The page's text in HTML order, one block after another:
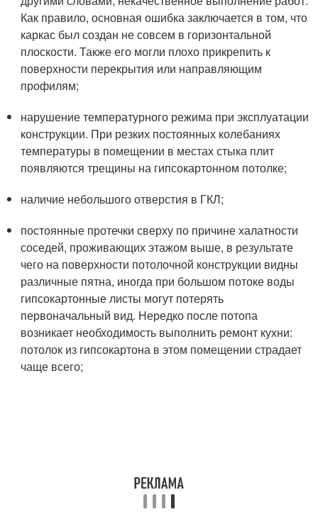
Как правило, основная ошибка заключается в том, что
каркас был создан не совсем в горизонтальной
плоскости. Также его могли плохо прикрепить к
поверхности перекрытия или направляющим
профилям;
нарушение температурного режима при эксплуатации
конструкции. При резких постоянных колебаниях
температуры в помещении в местах стыка плит
появляются трещины на гипсокартонном потолке;
наличие небольшого отверстия в ГКЛ;
постоянные протечки сверху по причине халатности
соседей, проживающих этажом выше, в результате
чего на поверхности потолочной конструкции видны
различные пятна, иногда при большом потоке воды
гипсокартонные листы могут потерять
первоначальный вид. Нередко после потопа
возникает необходимость выполнить ремонт кухни:
потолок из гипсокартона в этом помещении страдает
чаще всего;